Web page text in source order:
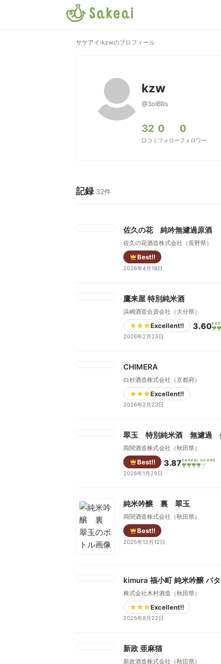
サケアイ ›kzwのプロフィール
kzw
@3oIBRs
32
口コミ
0
フォロー
0
フォロワー
記録 32件
佐久の花 純吟無濾過原酒
佐久の花酒造株式会社（長野県）
Best!!
2026年4月18日
鷹来屋 特別純米酒
浜嶋酒造合資会社（大分県）
Excellent!! 3.60
2026年2月23日
CHIMERA
白杉酒造株式会社（京都府）
Excellent!!
2026年2月23日
翠玉 特別純米酒 無濾過
両関酒造株式会社（秋田県）
Best!! 3.87SAKEAI SCORE
2026年1月29日
純米吟醸 裏 翠玉
両関酒造株式会社（秋田県）
Best!!
2025年12月12日
kimura 福小町 純米吟醸 バ
株式会社木村酒造（秋田県）
Excellent!!
2025年8月22日
新政 亜麻猫
新政酒造株式会社（秋田県）